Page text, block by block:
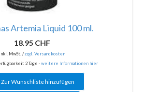
Artemia Liquid 100 ml.
18.95 CHF
MwSt. /zzgl. Versandkosten
2 Tage -weitere Informationen hier
Zur Wunschliste hinzufügen